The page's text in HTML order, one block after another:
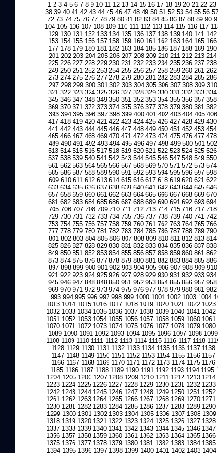
1 2 3 4 5 6 7 8 9 10 11 12 13 14 15 16 17 18 19 20 21 22 23
38 39 40 41 42 43 44 45 46 47 48 49 50 51 52 53 54 55 56
72 73 74 75 76 77 78 79 80 81 82 83 84 85 86 87 88 89 90
104 105 106 107 108 109 110 111 112 113 114 115 116 117
129 130 131 132 133 134 135 136 137 138 139 140 141 142
153 154 155 156 157 158 159 160 161 162 163 164 165 166
177 178 179 180 181 182 183 184 185 186 187 188 189 190
201 202 203 204 205 206 207 208 209 210 211 212 213 214
225 226 227 228 229 230 231 232 233 234 235 236 237 238
249 250 251 252 253 254 255 256 257 258 259 260 261 262
273 274 275 276 277 278 279 280 281 282 283 284 285 286
297 298 299 300 301 302 303 304 305 306 307 308 309 310
321 322 323 324 325 326 327 328 329 330 331 332 333 334
345 346 347 348 349 350 351 352 353 354 355 356 357 358
369 370 371 372 373 374 375 376 377 378 379 380 381 382
393 394 395 396 397 398 399 400 401 402 403 404 405 406
417 418 419 420 421 422 423 424 425 426 427 428 429 430
441 442 443 444 445 446 447 448 449 450 451 452 453 454
465 466 467 468 469 470 471 472 473 474 475 476 477 478
489 490 491 492 493 494 495 496 497 498 499 500 501 502
513 514 515 516 517 518 519 520 521 522 523 524 525 526
537 538 539 540 541 542 543 544 545 546 547 548 549 550
561 562 563 564 565 566 567 568 569 570 571 572 573 574
585 586 587 588 589 590 591 592 593 594 595 596 597 598
609 610 611 612 613 614 615 616 617 618 619 620 621 622
633 634 635 636 637 638 639 640 641 642 643 644 645 646
657 658 659 660 661 662 663 664 665 666 667 668 669 670
681 682 683 684 685 686 687 688 689 690 691 692 693 694
705 706 707 708 709 710 711 712 713 714 715 716 717 718
729 730 731 732 733 734 735 736 737 738 739 740 741 742
753 754 755 756 757 758 759 760 761 762 763 764 765 766
777 778 779 780 781 782 783 784 785 786 787 788 789 790
801 802 803 804 805 806 807 808 809 810 811 812 813 814
825 826 827 828 829 830 831 832 833 834 835 836 837 838
849 850 851 852 853 854 855 856 857 858 859 860 861 862
873 874 875 876 877 878 879 880 881 882 883 884 885 886
897 898 899 900 901 902 903 904 905 906 907 908 909 910
921 922 923 924 925 926 927 928 929 930 931 932 933 934
945 946 947 948 949 950 951 952 953 954 955 956 957 958
969 970 971 972 973 974 975 976 977 978 979 980 981 982
993 994 995 996 997 998 999 1000 1001 1002 1003 1004
1013 1014 1015 1016 1017 1018 1019 1020 1021 1022 1023
1032 1033 1034 1035 1036 1037 1038 1039 1040 1041 1042
1051 1052 1053 1054 1055 1056 1057 1058 1059 1060 1061
1070 1071 1072 1073 1074 1075 1076 1077 1078 1079 1080
1089 1090 1091 1092 1093 1094 1095 1096 1097 1098 1099
1108 1109 1110 1111 1112 1113 1114 1115 1116 1117 1118
1128 1129 1130 1131 1132 1133 1134 1135 1136 1137 1138
1147 1148 1149 1150 1151 1152 1153 1154 1155 1156 1157
1166 1167 1168 1169 1170 1171 1172 1173 1174 1175 1176
1185 1186 1187 1188 1189 1190 1191 1192 1193 1194 1195
1204 1205 1206 1207 1208 1209 1210 1211 1212 1213 1214
1223 1224 1225 1226 1227 1228 1229 1230 1231 1232 1233
1242 1243 1244 1245 1246 1247 1248 1249 1250 1251 1252
1261 1262 1263 1264 1265 1266 1267 1268 1269 1270 1271
1280 1281 1282 1283 1284 1285 1286 1287 1288 1289 1290
1299 1300 1301 1302 1303 1304 1305 1306 1307 1308 1309
1318 1319 1320 1321 1322 1323 1324 1325 1326 1327 1328
1337 1338 1339 1340 1341 1342 1343 1344 1345 1346 1347
1356 1357 1358 1359 1360 1361 1362 1363 1364 1365 1366
1375 1376 1377 1378 1379 1380 1381 1382 1383 1384 1385
1394 1395 1396 1397 1398 1399 1400 1401 1402 1403 1404